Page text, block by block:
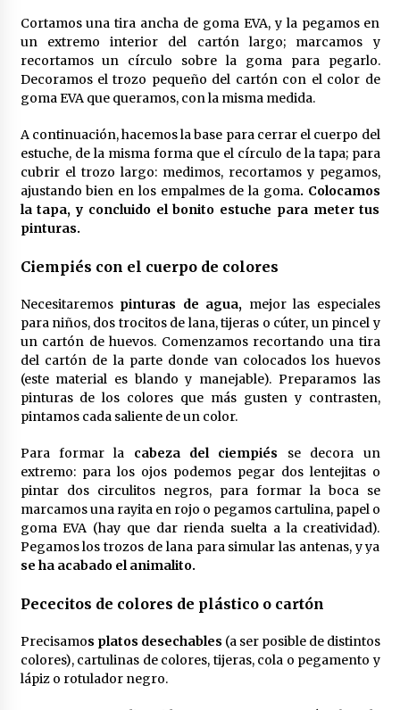
Cortamos una tira ancha de goma EVA, y la pegamos en
un extremo interior del cartón largo; marcamos y
recortamos un círculo sobre la goma para pegarlo.
Decoramos el trozo pequeño del cartón con el color de
goma EVA que queramos, con la misma medida.
A continuación, hacemos la base para cerrar el cuerpo del
estuche, de la misma forma que el círculo de la tapa; para
cubrir el trozo largo: medimos, recortamos y pegamos,
ajustando bien en los empalmes de la goma. Colocamos
la tapa, y concluido el bonito estuche para meter tus
pinturas.
Ciempiés con el cuerpo de colores
Necesitaremospinturas de agua, mejor las especiales
para niños, dos trocitos de lana, tijeras o cúter, un pincel y
un cartón de huevos. Comenzamos recortando una tira
del cartón de la parte donde van colocados los huevos
(este material es blando y manejable). Preparamos las
pinturas de los colores que más gusten y contrasten,
pintamos cada saliente de un color.
Para formar la cabeza del ciempiés se decora un
extremo: para los ojos podemos pegar dos lentejitas o
pintar dos circulitos negros, para formar la boca se
marcamos una rayita en rojo o pegamos cartulina, papel o
goma EVA (hay que dar rienda suelta a la creatividad).
Pegamos los trozos de lana para simular las antenas, y ya
se ha acabado el animalito.
Pececitos de colores de plástico o cartón
Precisamos platos desechables (a ser posible de distintos
colores), cartulinas de colores, tijeras, cola o pegamento y
lápiz o rotulador negro.